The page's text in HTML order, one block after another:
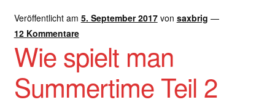
Dankeschön – Impro Basic Downloads (Youtube)
Datenschutz
Disclaimer
Veröffentlicht am 5. September 2017 von saxbrig —
12 Kommentare
Wie spielt man
Summertime Teil 2